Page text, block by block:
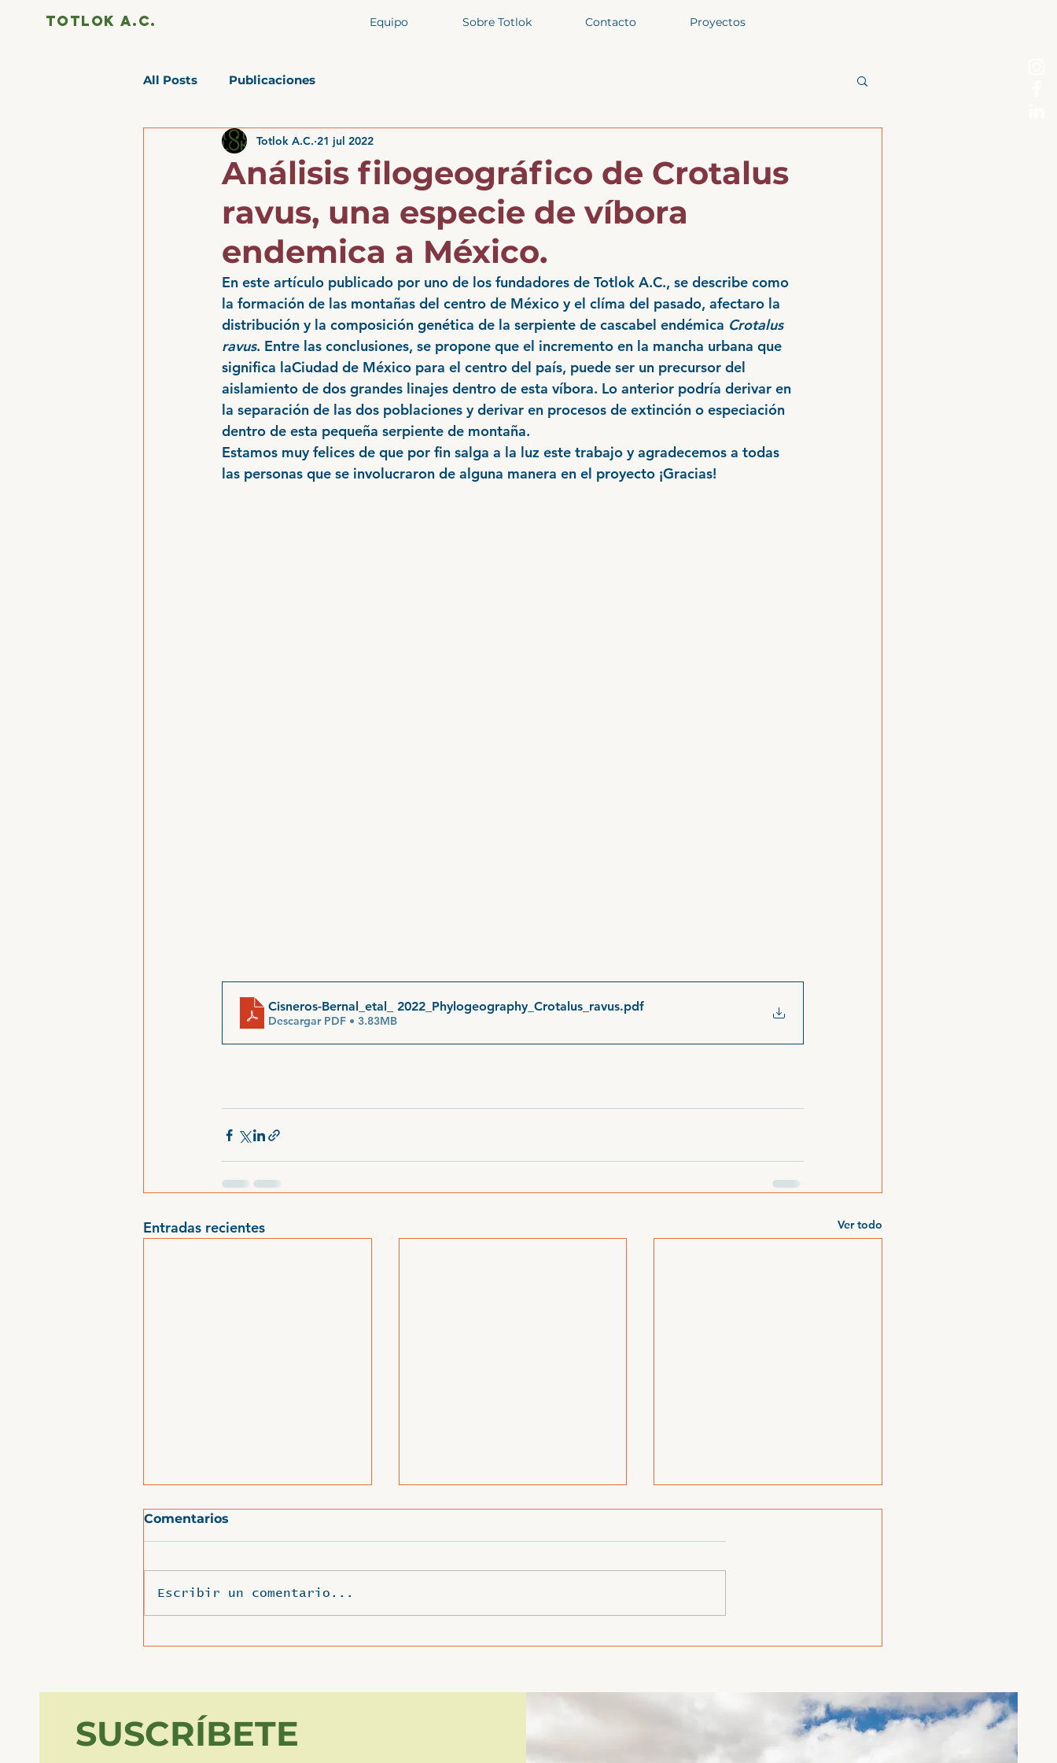
totlok a.c. Equipo Sobre Totlok Contacto Proyectos
All Posts Publicaciones
Análisis filogeográfico de Crotalus
ravus, una especie de víbora
endemica a México.
Totlok A.C. 21 jul 2022
En este artículo publicado por uno de los fundadores de Totlok A.C., se describe como
la formación de las montañas del centro de México y el clíma del pasado, afectaro la
distribución y la composición genética de la serpiente de cascabel endémica Crotalus
ravus. Entre las conclusiones, se propone que el incremento en la mancha urbana que
significa laCiudad de México para el centro del país, puede ser un precursor del
aislamiento de dos grandes linajes dentro de esta víbora. Lo anterior podría derivar en
la separación de las dos poblaciones y derivar en procesos de extinción o especiación
dentro de esta pequeña serpiente de montaña.
Estamos muy felices de que por fin salga a la luz este trabajo y agradecemos a todas
las personas que se involucraron de alguna manera en el proyecto ¡Gracias!
Cisneros-Bernal_etal_ 2022_Phylogeography_Crotalus_ravus.pdf
Descargar PDF • 3.83MB
Entradas recientes Ver todo
conversación nacional
MEXICANA! 🐍🐍🐍
Comentarios
Escribir un comentario...
SUSCRÍBETE